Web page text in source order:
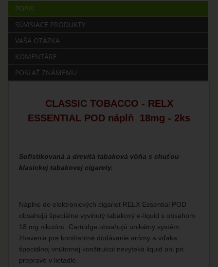
POPIS
SÚVISIACE PRODUKTY
VAŠA OTÁZKA
KOMENTÁRE
POSLAŤ ZNÁMEMU
CLASSIC TOBACCO - RELX
ESSENTIAL POD náplň 18mg - 2ks
Sofistikovaná a drevitá tabaková vôňa s chuťou
klasickej tabakovej cigarety.
Náplne do elektronických cigariet RELX Essential POD
obsahujú špeciálne vyvinutý tabakový e-liquid s obsahom
18 mg nikotínu. Cartridge obsahujú unikátny systém
žhavenia pre konštantné dodávanie arómy a vďaka
špeciálnej vnútornej konštrukcii nevyteká liquid ani pri
preprave v lietadle.